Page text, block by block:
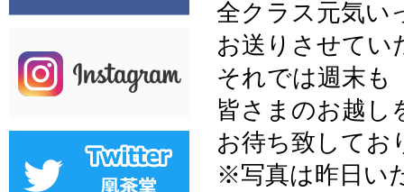
全クラス元気い
お送りさせてい
それでは週末も
皆さまのお越し
お待ち致してお
※写真は昨日い